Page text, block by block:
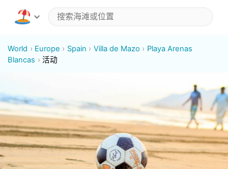
World Europe Spain Villa de Mazo
Playa Arenas
Blancas
活动